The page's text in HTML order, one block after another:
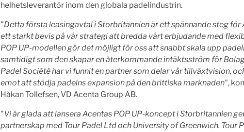
helhetsleverantör inom den globala padelindustrin.
"Detta första leasingavtal i Storbritannien är ett spännande steg för
ett starkt bevis på vår strategi att bredda vårt erbjudande med
POP UP-modellen gör det möjligt för oss att snabbt skala upp
samtidigt som den skapar en återkommande intäktsström för
Padel Société har vi funnit en partner som delar vår tillväxtvision,
emot att stödja padelns expansion på den brittiska marknaden",
Håkan Tollefsen, VD Acenta Group AB.
"Vi är glada att lansera Acentas POP UP-koncept i Storbritannien
partnerskap med Tour Padel Ltd och University of Greenwich. Tour